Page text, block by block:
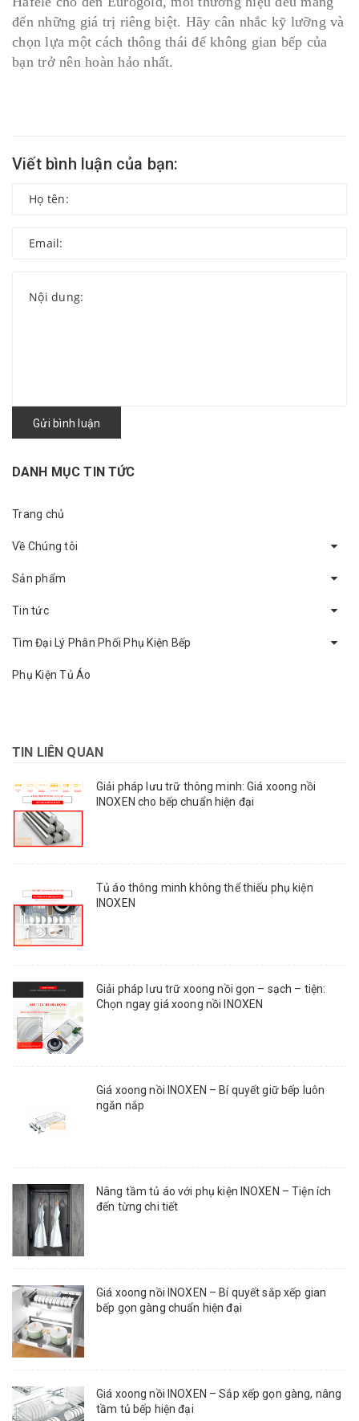
đến những giá trị riêng biệt. Hãy cân nhắc kỹ lưỡng và
chọn lựa một cách thông thái để không gian bếp của
bạn trở nên hoàn hảo nhất.
Viết bình luận của bạn:
Gửi bình luận
DANH MỤC TIN TỨC
Trang chủ
Về Chúng tôi
Sản phẩm
Tin tức
Tìm Đại Lý Phân Phối Phụ Kiện Bếp
Phụ Kiện Tủ Áo
TIN LIÊN QUAN
Giải pháp lưu trữ thông minh: Giá xoong nồi
INOXEN cho bếp chuẩn hiện đại
Tủ áo thông minh không thể thiếu phụ kiện
INOXEN
Giải pháp lưu trữ xoong nồi gọn – sạch – tiện:
Chọn ngay giá xoong nồi INOXEN
Giá xoong nồi INOXEN – Bí quyết giữ bếp luôn
ngăn nắp
Nâng tầm tủ áo với phụ kiện INOXEN – Tiện ích
đến từng chi tiết
Giá xoong nồi INOXEN – Bí quyết sắp xếp gian
bếp gọn gàng chuẩn hiện đại
Giá xoong nồi INOXEN – Sắp xếp gọn gàng, nâng
tầm tủ bếp hiện đại